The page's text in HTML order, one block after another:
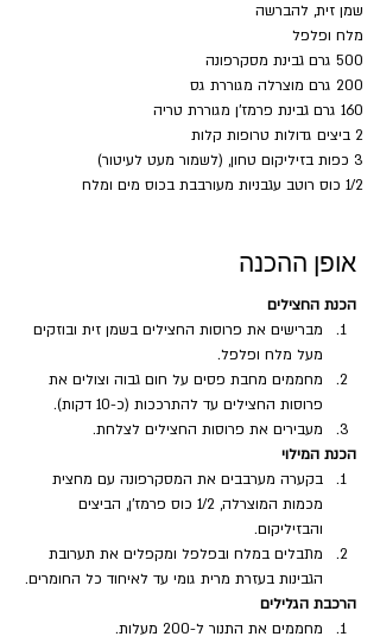
שמן זית, להברשה
מלח ופלפל
500 גרם גבינת מסקרפונה
200 גרם מוצרלה מגוררת גס
160 גרם גבינת פרמז'ן מגוררת טריה
2 ביצים גדולות טרופות קלות
3 כפות בזיליקום טחון, (לשמור מעט לעיטור)
1/2 כוס רוטב עגבניות מעורבבת בכוס מים ומלח
אופן ההכנה
הכנת החצילים
מברישים את פרוסות החצילים בשמן זית ובוזקים
מעל מלח ופלפל.
מחממים מחבת פסים על חום גבוה וצולים את
פרוסות החצילים עד להתרככות (כ-10 דקות).
מעבירים את פרוסות החצילים לצלחת.
הכנת המילוי
בקערה מערבבים את המסקרפונה עם מחצית
מכמות המוצרלה, 1/2 כוס פרמז'ן, הביצים
והבזיליקום.
מתבלים במלח ובפלפל ומקפלים את תערובת
הגבינות בעזרת מרית גומי עד לאיחוד כל החומרים.
הרכבת הגלילים
מחממים את התנור ל-200 מעלות.